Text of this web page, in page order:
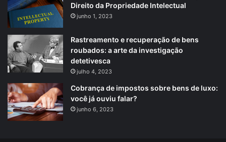
Direito da Propriedade Intelectual
junho 1, 2023
Rastreamento e recuperação de bens
roubados: a arte da investigação
detetivesca
julho 4, 2023
Cobrança de impostos sobre bens de luxo:
você já ouviu falar?
junho 6, 2023